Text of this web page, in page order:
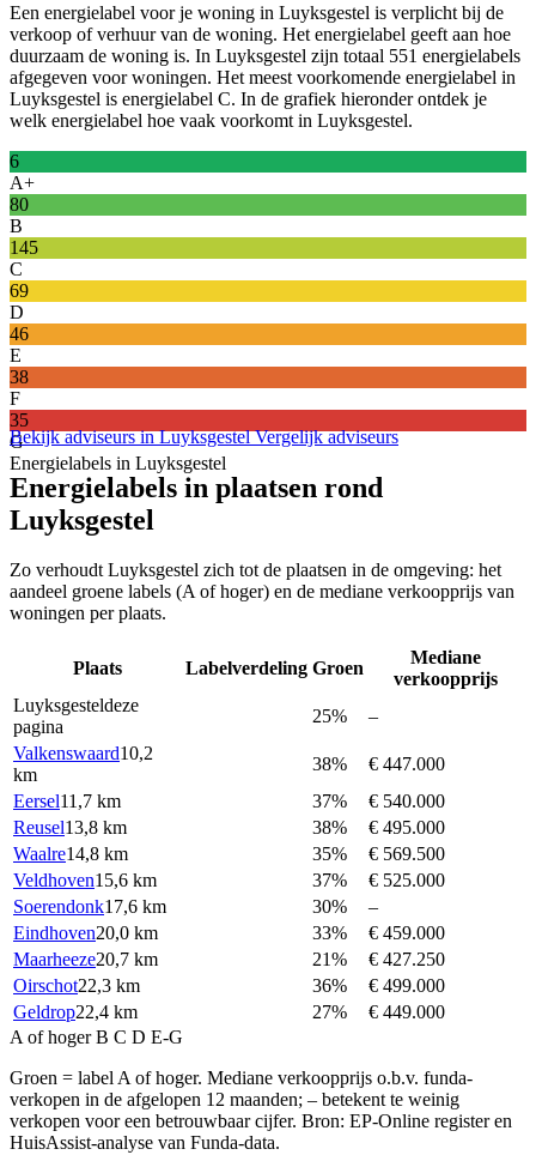
Een energielabel voor je woning in Luyksgestel is verplicht bij de
verkoop of verhuur van de woning. Het energielabel geeft aan hoe
duurzaam de woning is. In Luyksgestel zijn totaal 551 energielabels
afgegeven voor woningen. Het meest voorkomende energielabel in
Luyksgestel is energielabel C. In de grafiek hieronder ontdek je
welk energielabel hoe vaak voorkomt in Luyksgestel.
6
A+
80
B
145
C
69
D
46
E
38
F
35
G
Energielabels in Luyksgestel
Bekijk adviseurs in LuyksgestelVergelijk adviseurs
Energielabels in plaatsen rond
Luyksgestel
Zo verhoudt Luyksgestel zich tot de plaatsen in de omgeving: het
aandeel groene labels (A of hoger) en de mediane verkoopprijs van
woningen per plaats.
Plaats Labelverdeling Groen
Mediane
verkoopprijs
Luyksgesteldeze
pagina
25%
–
Valkenswaard10,2
km
38%
€ 447.000
Eersel11,7 km 37%
€ 540.000
Reusel13,8 km 38%
€ 495.000
Waalre14,8 km 35%
€ 569.500
Veldhoven15,6 km 37%
€ 525.000
Soerendonk17,6 km 30%
–
Eindhoven20,0 km 33%
€ 459.000
Maarheeze20,7 km 21%
€ 427.250
Oirschot22,3 km 36%
€ 499.000
Geldrop22,4 km 27%
€ 449.000
A of hogerB C D E-G
Groen = label A of hoger. Mediane verkoopprijs o.b.v. funda-
verkopen in de afgelopen 12 maanden; – betekent te weinig
verkopen voor een betrouwbaar cijfer. Bron: EP-Online register en
HuisAssist-analyse van Funda-data.